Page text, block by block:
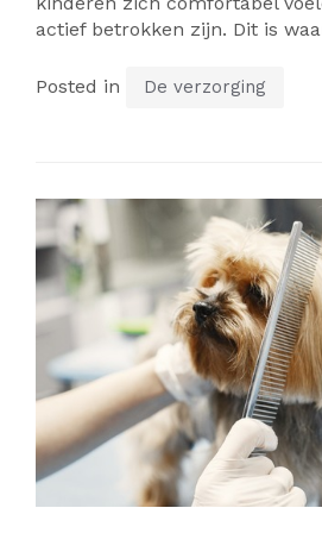
actief betrokken zijn. Dit is
Posted in De verzorging